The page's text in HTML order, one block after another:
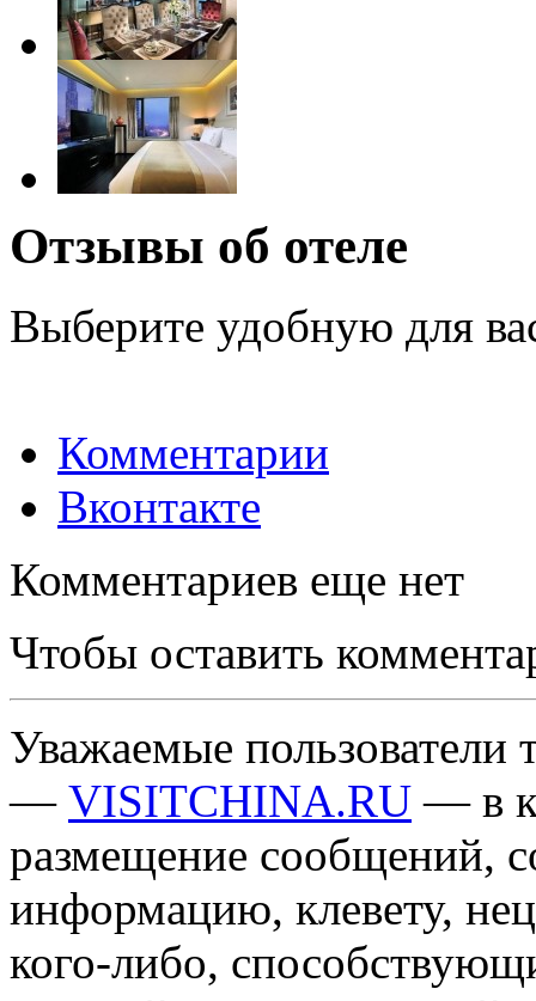
Отзывы об отеле
Выберите удобную для
Комментарии
Вконтакте
Комментариев еще нет
Чтобы оставить
Уважаемые пользователи
— VISITCHINA.RU — в
размещение сообщений,
информацию, клевету,
кого-либо,